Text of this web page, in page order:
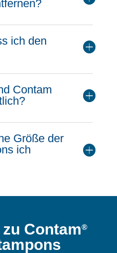
ich den
Contam
Größe der
ich
Contam®